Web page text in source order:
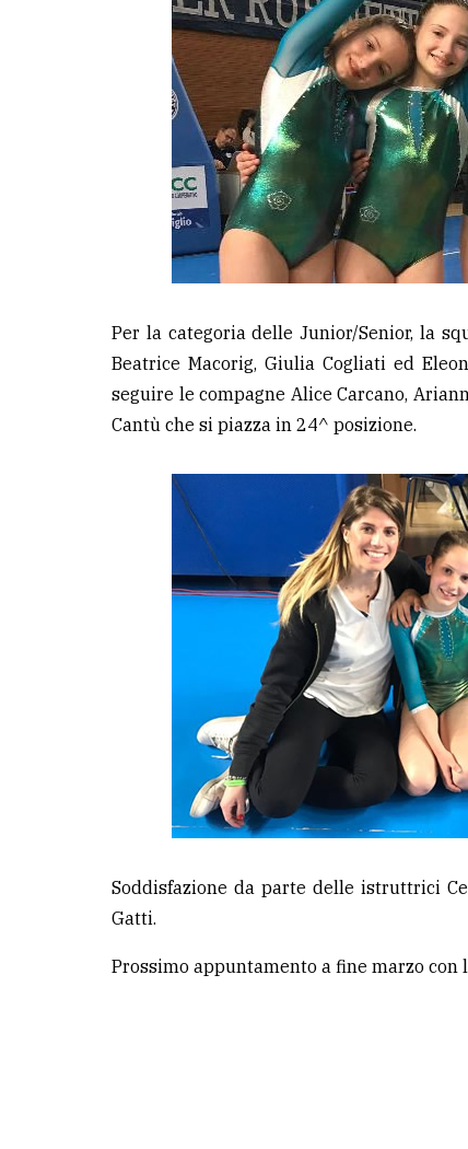
Per la categoria delle Junior/Senior, la
Beatrice Macorig, Giulia Cogliati ed
seguire le compagne Alice Carcano,
Cantù che si piazza in 24^ posizione.
Soddisfazione da parte delle istruttrici
Gatti.
Prossimo appuntamento a fine marzo con